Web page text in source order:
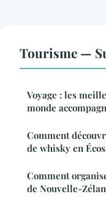
Tourisme —
Voyage : les
monde
Comment
de whisky en
Comment
de Nouvelle-